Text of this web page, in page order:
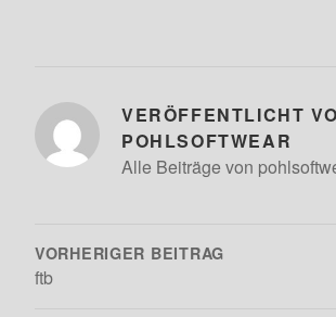
VERÖFFENTLICHT
POHLSOFTWEAR
Alle Beiträge von
VORHERIGER BEITRAG
ftb